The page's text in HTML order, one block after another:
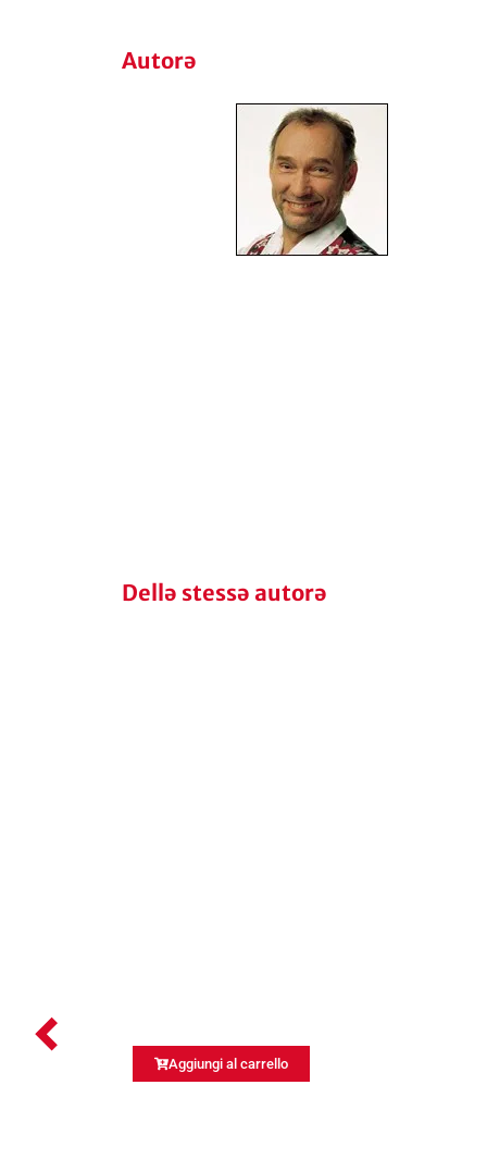
Autorə
Dellə stessə autorə
Aggiungi al carrello